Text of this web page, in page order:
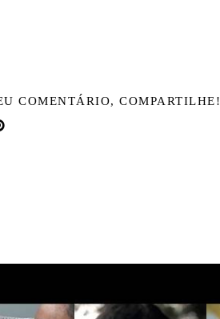
COMENTÁRIO, COMPARTILHE!